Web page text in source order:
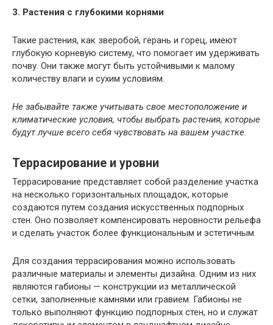
3. Растения с глубокими корнями
Такие растения, как зверобой, герань и горец, имеют
глубокую корневую систему, что помогает им удерживать
почву. Они также могут быть устойчивыми к малому
количеству влаги и сухим условиям.
Не забывайте также учитывать свое местоположение и
климатические условия, чтобы выбрать растения, которые
будут лучше всего себя чувствовать на вашем участке.
Террасирование и уровни
Террасирование представляет собой разделение участка
на несколько горизонтальных площадок, которые
создаются путем создания искусственных подпорных
стен. Оно позволяет компенсировать неровности рельефа
и сделать участок более функциональным и эстетичным.
Для создания террасирования можно использовать
различные материалы и элементы дизайна. Одним из них
являются габионы — конструкции из металлической
сетки, заполненные камнями или гравием. Габионы не
только выполняют функцию подпорных стен, но и служат